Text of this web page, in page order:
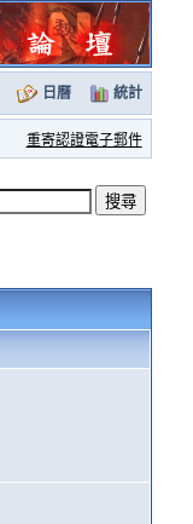
日曆 統計
重寄認證電子郵件